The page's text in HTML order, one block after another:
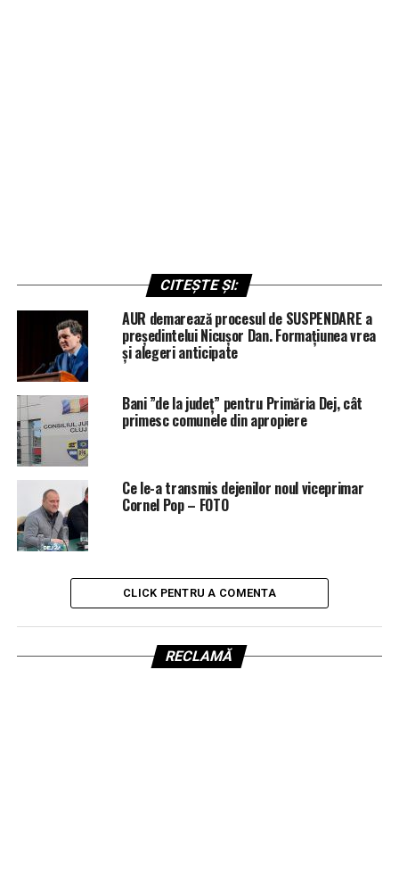
CITEȘTE ȘI:
AUR demarează procesul de SUSPENDARE a
președintelui Nicușor Dan. Formațiunea vrea
și alegeri anticipate
Bani ”de la județ” pentru Primăria Dej, cât
primesc comunele din apropiere
Ce le-a transmis dejenilor noul viceprimar
Cornel Pop – FOTO
CLICK PENTRU A COMENTA
RECLAMĂ